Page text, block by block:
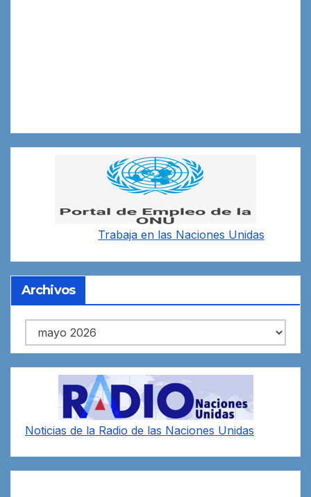
Trabaja en las Naciones Unidas
Archivos
Archivos
Noticias de la Radio de las Naciones Unidas